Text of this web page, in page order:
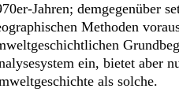
Jahren; demgegenüber
Methoden
ein, bietet aber
als solche.